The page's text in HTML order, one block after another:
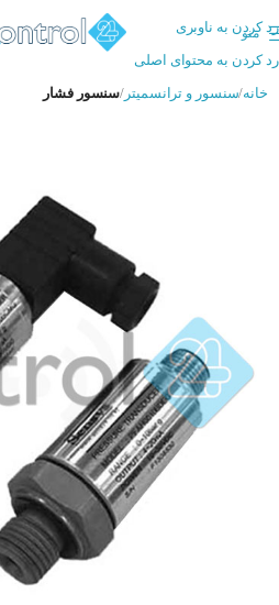
رد کردن به ناوبری
رد کردن به محتوای اصلی
منو
خانه سنسور و ترانسمیتر سنسور فشار